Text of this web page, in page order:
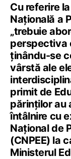
Cu referire
Națională a
„trebuie
perspectiva
ținându-se
vârstă ale
primit de
părinților au
întâlnire cu
Național de
(CNPEE) la
Ministerul